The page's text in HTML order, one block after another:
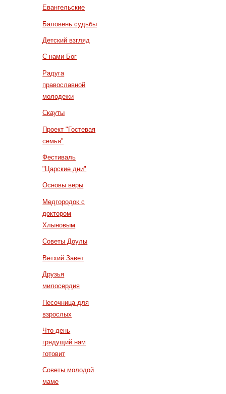
Евангельские
Баловень судьбы
Детский взгляд
С нами Бог
Радуга
православной
молодежи
Скауты
Проект "Гостевая
семья"
Фестиваль
"Царские дни"
Основы веры
Медгородок с
доктором
Хлыновым
Советы Доулы
Ветхий Завет
Друзья
милосердия
Песочница для
взрослых
Что день
грядущий нам
готовит
Советы молодой
маме